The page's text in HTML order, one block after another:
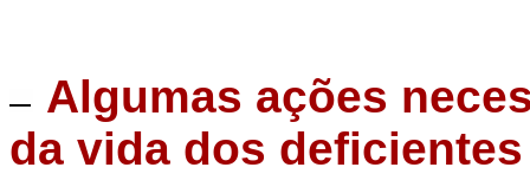
Algumas ações
da vida dos